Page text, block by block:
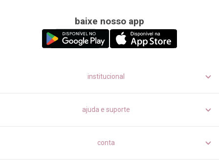
baixe nosso app
institucional
ajuda e suporte
conta